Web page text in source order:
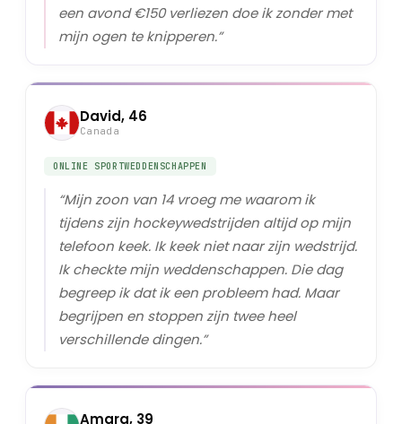
een avond €150 verliezen doe ik zonder met
mijn ogen te knipperen.”
David, 46
Canada
ONLINE SPORTWEDDENSCHAPPEN
“Mijn zoon van 14 vroeg me waarom ik
tijdens zijn hockeywedstrijden altijd op mijn
telefoon keek. Ik keek niet naar zijn wedstrijd.
Ik checkte mijn weddenschappen. Die dag
begreep ik dat ik een probleem had. Maar
begrijpen en stoppen zijn twee heel
verschillende dingen.”
Amara, 39